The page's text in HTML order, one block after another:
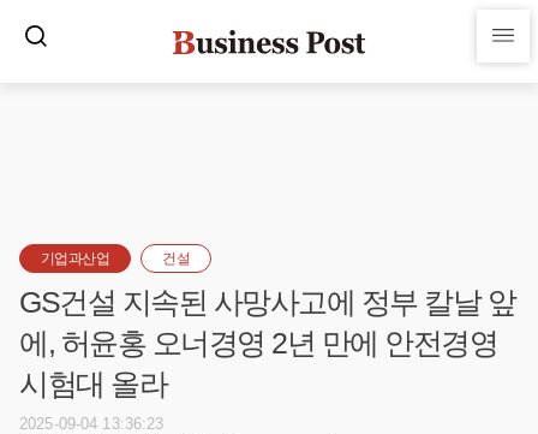
기업과산업 건설
GS건설 지속된 사망사고에 정부 칼날 앞
에, 허윤홍 오너경영 2년 만에 안전경영
시험대 올라
2025-09-04 13:36:23